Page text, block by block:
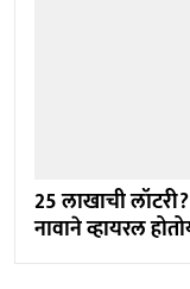
25 लाखाची
नावाने व्हायरल